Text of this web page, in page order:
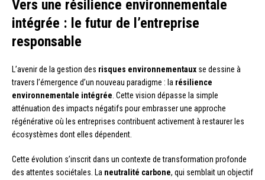
Vers une résilience environnementale
intégrée : le futur de l’entreprise
responsable
L’avenir de la gestion des risques environnementaux se dessine à
travers l’émergence d’un nouveau paradigme : la résilience
environnementale intégrée . Cette vision dépasse la simple
atténuation des impacts négatifs pour embrasser une approche
régénérative où les entreprises contribuent activement à restaurer les
écosystèmes dont elles dépendent.
Cette évolution s’inscrit dans un contexte de transformation profonde
des attentes sociétales. La neutralité carbone, qui semblait un objectif